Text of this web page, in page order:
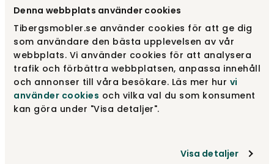
Denna webbplats använder cookies
Tibergsmobler.se använder cookies för att ge dig
som användare den bästa upplevelsen av vår
webbplats. Vi använder cookies för att analysera
trafik och förbättra webbplatsen, anpassa innehåll
och annonser till våra besökare. Läs mer hur vi
använder cookies och vilka val du som konsument
kan göra under "Visa detaljer".
Visa detaljer
Fårskinn Tryffel | Vitoljad ek 23 890 kr
33 970 kr
Fårskinn Scandinavian grey | Oljad ek
Fårskinn Scandinavian grey | Vitoljad ek